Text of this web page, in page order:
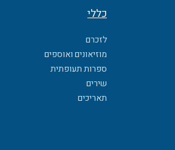
כללי
לזכרם
מוזיאונים ואוספים
ספרות תעופתית
שירים
תאריכים